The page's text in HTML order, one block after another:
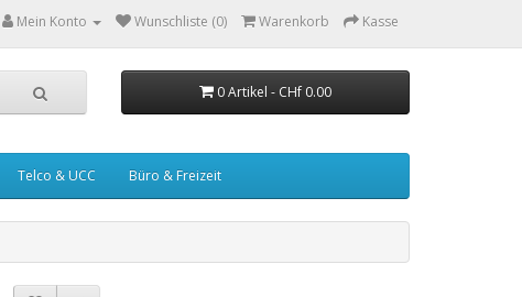
Mein Konto Wunschliste (0) Warenkorb Kasse
0 Artikel - CHf 0.00
Telco & UCC Büro & Freizeit